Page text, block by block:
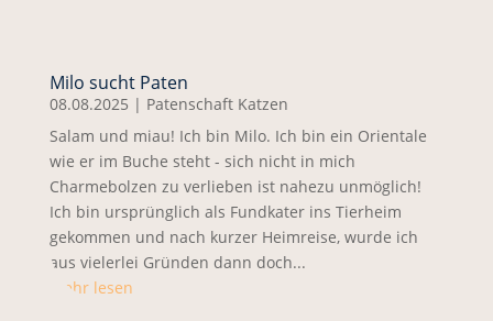
Milo sucht Paten
08.08.2025 | Patenschaft Katzen
Salam und miau! Ich bin Milo. Ich bin ein Orientale
wie er im Buche steht - sich nicht in mich
Charmebolzen zu verlieben ist nahezu unmöglich!
Ich bin ursprünglich als Fundkater ins Tierheim
gekommen und nach kurzer Heimreise, wurde ich
aus vielerlei Gründen dann doch...
mehr lesen